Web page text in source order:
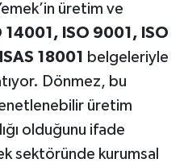
üretim ve
14001, ISO 9001, ISO
18001
belgeleriyle
Dönmez, bu
üretim
olduğunu ifade
sektöründe kurumsal